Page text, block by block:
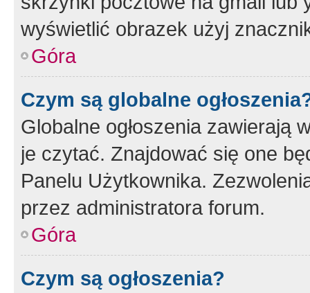
wyświetlić obrazek użyj
Góra
Czym są globalne
Globalne ogłoszenia zawierają
je czytać. Znajdować się one
Panelu Użytkownika.
przez administratora forum.
Góra
Czym są ogłoszenia?